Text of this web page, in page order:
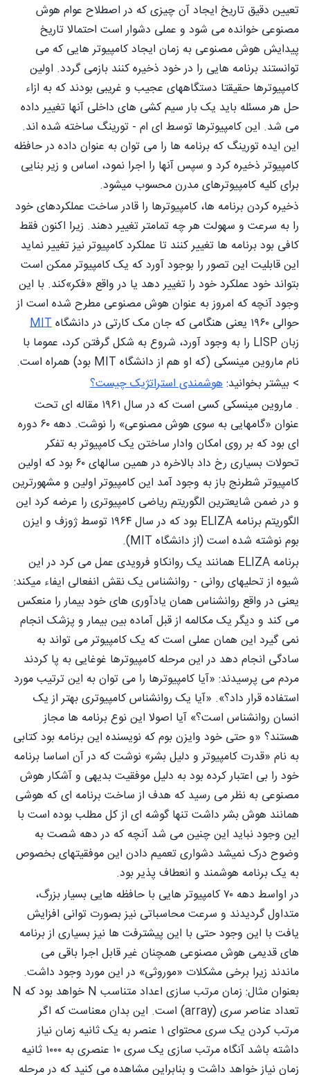
تعیین دقیق تاریخ ایجاد آن چیزی که در اصطلاح عوام هوش
مصنوعی خوانده می شود و عملی دشوار است احتمالا تاریخ
پیدایش هوش مصنوعی به زمان ایجاد کامپیوتر هایی که می
توانستند برنامه هایی را در خود ذخیره کنند بازمی گردد. اولین
کامپیوترها حقیقتا دستگاههای عجیب و غریبی بودند که به ازاء
حل هر مسئله باید یک بار سیم کشی های داخلی آنها تغییر داده
می شد. این کامپیوترها توسط ای ام - تورینگ ساخته شده اند.
این ایده تورینگ که برنامه ها را می توان به عنوان داده در حافظه
کامپیوتر ذخیره کرد و سپس آنها را اجرا نمود، اساس و زیر بنایی
برای کلیه کامپیوترهای مدرن محسوب میشود.
ذخیره کردن برنامه ها، کامپیوترها را قادر ساخت عملکردهای خود
را به سرعت و سهولت هر چه تمامتر تغییر دهند. زیرا اکنون فقط
کافی بود برنامه ها تغییر کنند تا عملکرد کامپیوتر نیز تغییر نماید
این قابلیت این تصور را بوجود آورد که یک کامپیوتر ممکن است
بتواند خود عملکرد خود را تغییر دهد یا در واقع «فكر»کند. با این
وجود آنچه که امروز به عنوان هوش مصنوعی مطرح شده است از
حوالی ۱۹۶۰ یعنی هنگامی که جان مک کارتی در دانشگاه
MIT
زبان LISP را به وجود آورد، شروع به شکل گرفتن کرد، عموما با
نام ماروین مینسکی (که او هم از دانشگاه MIT بود) همراه است.
> بیشتر بخوانید:هوشمندی استراتژیک چیست؟
. ماروین مینسکی کسی است که در سال ۱۹۶۱ مقاله ای تحت
عنوان «گامهایی به سوی هوش مصنوعی» را نوشت. دهه ۶۰ دوره
ای بود که بر روی امکان وادار ساختن یک کامپیوتر به تفکر
تحولات بسیاری رخ داد بالاخره در همین سالهای ۶۰ بود که اولین
کامپیوتر شطرنج باز به وجود آمد این کامپیوتر اولین و مشهورترین
و در ضمن شایعترین الگوریتم ریاضی کامپیوتری را عرضه کرد این
الگوریتم برنامه ELIZA بود که در سال ۱۹۶۴ توسط ژوزف و ایزن
بوم نوشته شده است (از دانشگاه MIT).
برنامه ELIZA همانند یک روانکاو فرویدی عمل می کرد در این
شیوه از تحلیهای روانی - روانشناس یک نقش انفعالی ایفاء میکند:
یعنی در واقع روانشناس همان یادآوری های خود بیمار را منعکس
می کند و دیگر یک مکالمه از قبل آماده بین بیمار و پزشک انجام
نمی گیرد این همان عملی است که یک کامپیوتر می تواند به
سادگی انجام دهد در این مرحله کامپیوترها غوغایی به پا کردند
مردم می پرسیدند: «آیا کامپیوترها را می توان به این ترتیب مورد
استفاده قرار داد؟». «آیا یک روانشناس کامپیوتری بهتر از یک
انسان روانشناس است؟» آیا اصولا این نوع برنامه ها مجاز
هستند؟ «و حتی خود وایزن بوم که نویسنده این برنامه بود کتابی
به نام «قدرت کامپیوتر و دلیل بشر» نوشت که در آن اساسا برنامه
خود را بی اعتبار کرده بود به دلیل موفقیت بدیهی و آشکار هوش
مصنوعی به نظر می رسید که هدف از ساخت برنامه ای که هوشی
همانند هوش بشر داشت تنها گوشه ای از کل مطلب بوده است با
این وجود نباید این چنین می شد آنچه که در دهه شصت به
وضوح درک نمیشد دشواری تعمیم دادن این موفقیتهای بخصوص
به یک برنامه هوشمند و انعطاف پذیر بود.
در اواسط دهه ۷۰ کامپیوتر هایی با حافظه هایی بسیار بزرگ،
متداول گردیدند و سرعت محاسباتی نیز بصورت توانی افزایش
یافت با این وجود حتی با این پیشترفت ها نیز بسیاری از برنامه
های قدیمی هوش مصنوعی همچنان غیر قابل اجرا باقی می
ماندند زیرا برخی مشکلات «موروثی» در این مورد وجود داشت.
بعنوان مثال: زمان مرتب سازی اعداد متناسب N خواهد بود که N
تعداد عناصر سری (array) است. این بدان معناست که اگر
مرتب کردن یک سری محتوای ۱ عنصر به یک ثانیه زمان نیاز
داشته باشد آنگاه مرتب سازی یک سری ۱۰ عنصری به ۱۰۰۰ ثانیه
زمان نیاز خواهد داشت و بنابراین مشاهده می کنید که در مرحله